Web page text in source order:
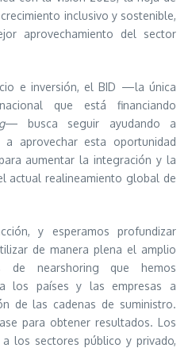
inclusivo y sostenible,
aprovechamiento del sector
e inversión, el BID —la única
que está financiando
— busca seguir ayudando a
aprovechar esta oportunidad
aumentar la integración y la
actual realineamiento global de
y esperamos profundizar
de manera plena el amplio
de nearshoring que hemos
los países y las empresas a
de las cadenas de suministro.
para obtener resultados. Los
los sectores público y privado,